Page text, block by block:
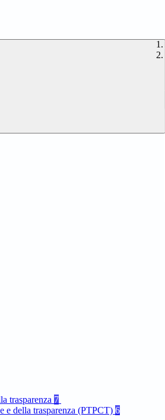
trasparenza 7
e della trasparenza (PTPCT) 6